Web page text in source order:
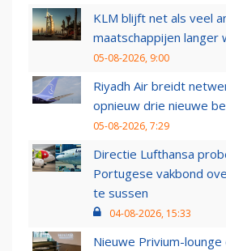
KLM blijft net als veel
maatschappijen langer
05-08-2026, 9:00
Riyadh Air breidt
opnieuw drie nieuwe
05-08-2026, 7:29
Directie Lufthansa
Portugese vakbond
te sussen
04-08-2026, 15:33
Nieuwe Privium-